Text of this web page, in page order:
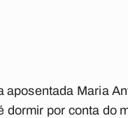
aposentada Maria
dormir por conta do